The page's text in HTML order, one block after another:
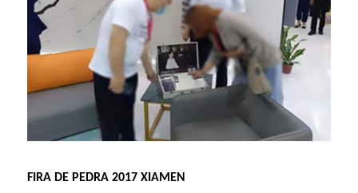
FIRA DE PEDRA 2017 XIAMEN